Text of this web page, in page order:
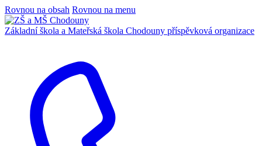
Rovnou na obsah Rovnou na menu
Základní škola a Mateřská škola Chodouny příspěvková organizace